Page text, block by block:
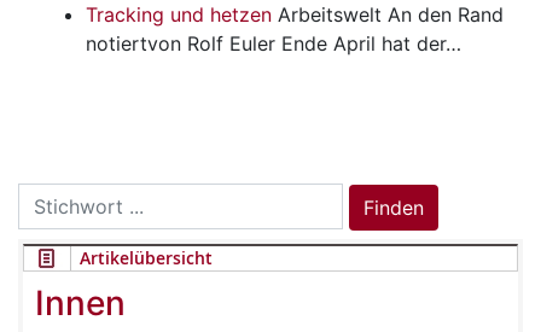
Tracking und hetzen Arbeitswelt An den Rand
notiertvon Rolf Euler Ende April hat der…
Search
for:
Finden
Artikelübersicht
Innen